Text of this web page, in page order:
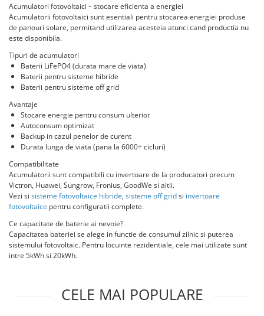
Statii de reincarcare Fronius
Goodwe
HUAWEI
SMA
Solis
Solplanet
Sungrow
Invertoare Hibrid Sungrow
Invertoare on-grid Sungrow
Statii de reincarcare Sungrow
Victron Energy
MPPT
Accesorii Victron
Acumulatori Victron
Invertor Hibrid - Off Grid
Statii de reincarcare Victron
Acumulatori fotovoltaici – stocare eficienta a energiei
Acumulatorii fotovoltaici sunt esentiali pentru stocarea energiei produse
de panouri solare, permitand utilizarea acesteia atunci cand productia nu
este disponibila.
Tipuri de acumulatori
Baterii LiFePO4 (durata mare de viata)
Baterii pentru sisteme hibride
Baterii pentru sisteme off grid
Avantaje
Stocare energie pentru consum ulterior
Autoconsum optimizat
Backup in cazul penelor de curent
Durata lunga de viata (pana la 6000+ cicluri)
Compatibilitate
Acumulatorii sunt compatibili cu invertoare de la producatori precum
Victron, Huawei, Sungrow, Fronius, GoodWe si altii.
Vezi si sisteme fotovoltaice hibride, sisteme off gridsi invertoare
fotovoltaice pentru configuratii complete.
Ce capacitate de baterie ai nevoie?
Capacitatea bateriei se alege in functie de consumul zilnic si puterea
sistemului fotovoltaic. Pentru locuinte rezidentiale, cele mai utilizate sunt
intre 5kWh si 20kWh.
CELE MAI POPULARE